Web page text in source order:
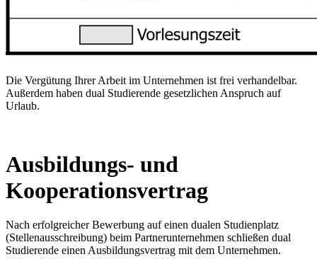
Die Vergütung Ihrer Arbeit im Unternehmen ist frei verhandelbar.
Außerdem haben dual Studierende gesetzlichen Anspruch auf
Urlaub.
Ausbildungs- und
Kooperationsvertrag
Nach erfolgreicher Bewerbung auf einen dualen Studienplatz
(Stellenausschreibung) beim Partnerunternehmen schließen dual
Studierende einen Ausbildungsvertrag mit dem Unternehmen.